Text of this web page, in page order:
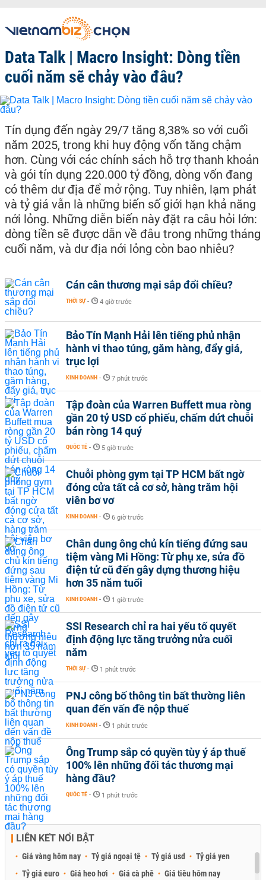
Data Talk | Macro Insight: Dòng tiền
cuối năm sẽ chảy vào đâu?
Tín dụng đến ngày 29/7 tăng 8,38% so với cuối
năm 2025, trong khi huy động vốn tăng chậm
hơn. Cùng với các chính sách hỗ trợ thanh khoản
và gói tín dụng 220.000 tỷ đồng, dòng vốn đang
có thêm dư địa để mở rộng. Tuy nhiên, lạm phát
và tỷ giá vẫn là những biến số giới hạn khả năng
nới lỏng. Những diễn biến này đặt ra câu hỏi lớn:
dòng tiền sẽ được dẫn về đâu trong những tháng
cuối năm, và dư địa nới lỏng còn bao nhiêu?
Cán cân thương mại sắp đổi chiều?
THỜI SỰ - 4 giờ trước
Bảo Tín Mạnh Hải lên tiếng phủ nhận
hành vi thao túng, găm hàng, đẩy giá,
trục lợi
KINH DOANH - 7 phút trước
Tập đoàn của Warren Buffett mua ròng
gần 20 tỷ USD cổ phiếu, chấm dứt chuỗi
bán ròng 14 quý
QUỐC TẾ - 5 giờ trước
Chuỗi phòng gym tại TP HCM bất ngờ
đóng cửa tất cả cơ sở, hàng trăm hội
viên bơ vơ
KINH DOANH - 6 giờ trước
Chân dung ông chủ kín tiếng đứng sau
tiệm vàng Mi Hồng: Từ phụ xe, sửa đồ
điện tử cũ đến gây dựng thương hiệu
hơn 35 năm tuổi
KINH DOANH - 1 giờ trước
SSI Research chỉ ra hai yếu tố quyết
định động lực tăng trưởng nửa cuối
năm
THỜI SỰ - 1 phút trước
PNJ công bố thông tin bất thường liên
quan đến vấn đề nộp thuế
KINH DOANH - 1 phút trước
Ông Trump sắp có quyền tùy ý áp thuế
100% lên những đối tác thương mại
hàng đầu?
QUỐC TẾ - 1 phút trước
LIÊN KẾT NỔI BẬT
Giá vàng hôm nay Tỷ giá ngoại tệ Tỷ giá usd
Tỷ giá yen
Tỷ giá euro
Giá heo hơi Giá cà phê Giá tiêu hôm nay